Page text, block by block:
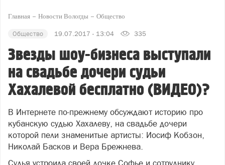
Главная Новости Вологды Общество
Общество 19.07.2017 - 13:04 335
Звезды шоу-бизнеса выступали
на свадьбе дочери судьи
Хахалевой бесплатно (ВИДЕО)?
В Интернете по-прежнему обсуждают историю про
кубанскую судью Хахалеву, на свадьбе дочери
которой пели знаменитые артисты: Иосиф Кобзон,
Николай Басков и Вера Брежнева.
Судья устроила своей дочке Софье и сотруднику